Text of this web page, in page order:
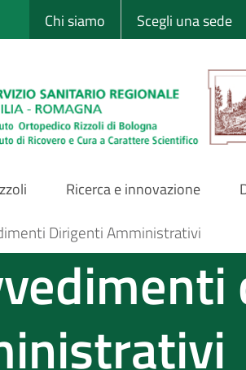
Istituto
Chi siamo Scegli una sede
Ricerca e innovazione
Dirigenti Amministrativi